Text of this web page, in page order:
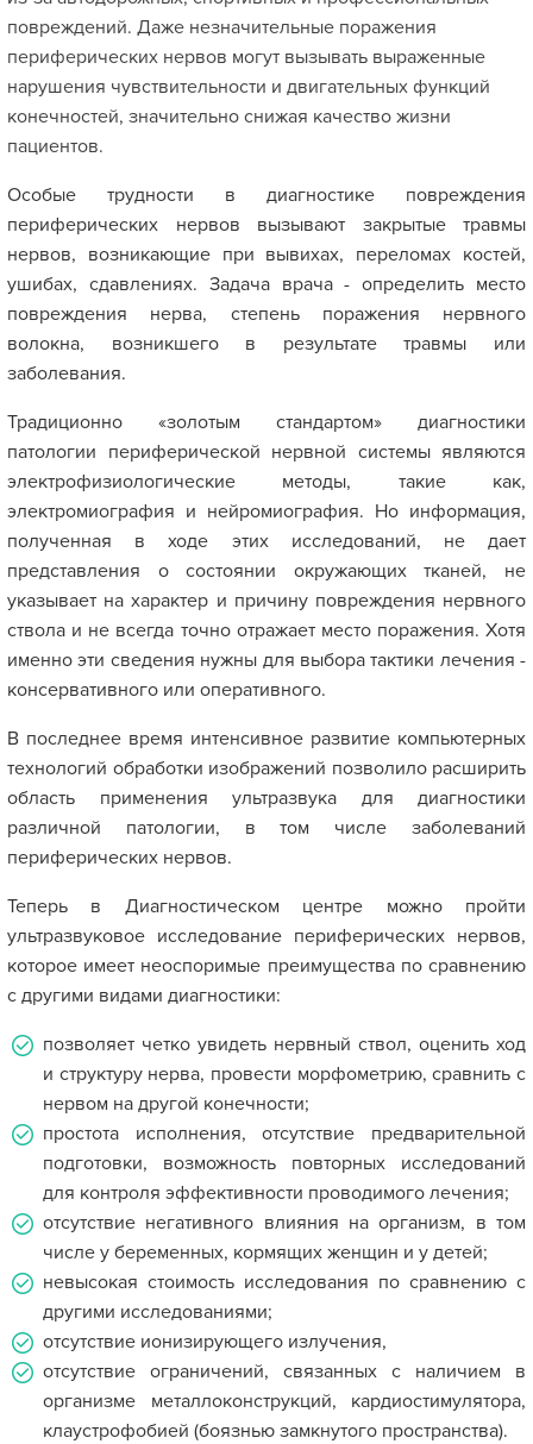
повреждений. Даже незначительные поражения
периферических нервов могут вызывать выраженные
нарушения чувствительности и двигательных функций
конечностей, значительно снижая качество жизни
пациентов.
Особые трудности в диагностике повреждения
периферических нервов вызывают закрытые травмы
нервов, возникающие при вывихах, переломах костей,
ушибах, сдавлениях. Задача врача - определить место
повреждения нерва, степень поражения нервного
волокна, возникшего в результате травмы или
заболевания.
Традиционно «золотым стандартом» диагностики
патологии периферической нервной системы являются
электрофизиологические методы, такие как,
электромиография и нейромиография. Но информация,
полученная в ходе этих исследований, не дает
представления о состоянии окружающих тканей, не
указывает на характер и причину повреждения нервного
ствола и не всегда точно отражает место поражения. Хотя
именно эти сведения нужны для выбора тактики лечения -
консервативного или оперативного.
В последнее время интенсивное развитие компьютерных
технологий обработки изображений позволило расширить
область применения ультразвука для диагностики
различной патологии, в том числе заболеваний
периферических нервов.
Теперь в Диагностическом центре можно пройти
ультразвуковое исследование периферических нервов,
которое имеет неоспоримые преимущества по сравнению
с другими видами диагностики:
позволяет четко увидеть нервный ствол, оценить ход
и структуру нерва, провести морфометрию, сравнить с
нервом на другой конечности;
простота исполнения, отсутствие предварительной
подготовки, возможность повторных исследований
для контроля эффективности проводимого лечения;
отсутствие негативного влияния на организм, в том
числе у беременных, кормящих женщин и у детей;
невысокая стоимость исследования по сравнению с
другими исследованиями;
отсутствие ионизирующего излучения,
отсутствие ограничений, связанных с наличием в
организме металлоконструкций, кардиостимулятора,
клаустрофобией (боязнью замкнутого пространства).